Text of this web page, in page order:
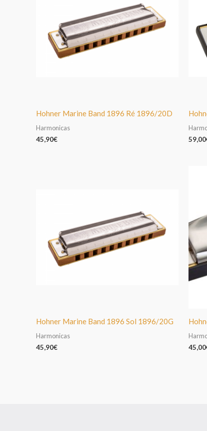
Hohner Marine Band 1896 Ré 1896/20D
Harmonicas
45,90€
59,00
Hohner Marine Band 1896 Sol 1896/20G
Harmonicas
45,90€
45,00